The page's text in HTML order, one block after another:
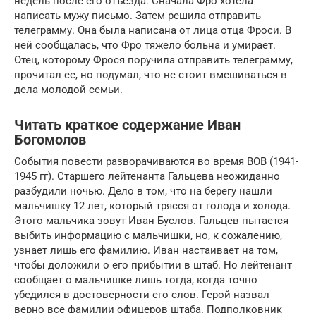
написать мужу письмо. Затем решила отправить
телеграмму. Она была написана от лица отца Фроси. В
ней сообщалась, что Фро тяжело больна и умирает.
Отец, которому Фрося поручила отправить телеграмму,
прочитал ее, но подумал, что не стоит вмешиваться в
дела молодой семьи.
Читать краткое содержание Иван
Богомолов
События повести разворачиваются во время ВОВ (1941-
1945 гг). Старшего лейтенанта Гальцева неожиданно
разбудили ночью. Дело в том, что на берегу нашли
мальчишку 12 лет, который трясся от голода и холода.
Этого мальчика зовут Иван Буслов. Гальцев пытается
выбить информацию с мальчишки, но, к сожалению,
узнает лишь его фамилию. Иван настаивает на том,
чтобы доложили о его прибытии в штаб. Но лейтенант
сообщает о мальчишке лишь тогда, когда точно
убедился в достоверности его слов. Герой назвал
верно все фамилии офицеров штаба. Подполковник